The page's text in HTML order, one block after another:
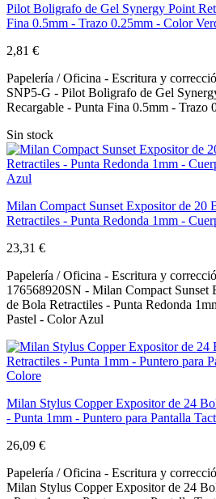
Pilot Boligrafo de Gel Synergy Point
Fina 0.5mm - Trazo 0.25mm - Color
2,81 €
Papelería / Oficina - Escritura y
SNP5-G - Pilot Boligrafo de Gel
Recargable - Punta Fina 0.5mm - Trazo
Sin stock
Milan Compact Sunset Expositor de 20
Retractiles - Punta Redonda 1mm -
23,31 €
Papelería / Oficina - Escritura y
176568920SN - Milan Compact Sunset
de Bola Retractiles - Punta Redonda
Pastel - Color Azul
Milan Stylus Copper Expositor de 24
- Punta 1mm - Puntero para Pantalla
26,09 €
Papelería / Oficina - Escritura y
Milan Stylus Copper Expositor de 24